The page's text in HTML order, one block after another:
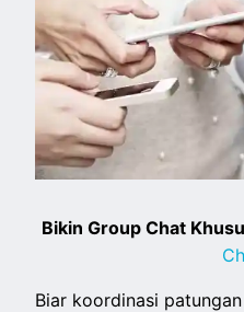
Bikin Group Chat
Biar koordinasi